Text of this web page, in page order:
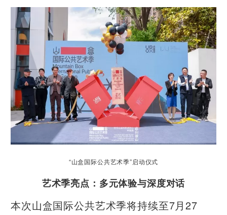
“山盒国际公共艺术季”启动仪式
艺术季亮点：多元体验与深度对话
本次山盒国际公共艺术季将持续至7月27